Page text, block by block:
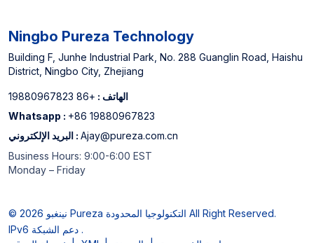
Ningbo Pureza Technology
Building F, Junhe Industrial Park, No. 288 Guanglin Road, Haishu
District, Ningbo City, Zhejiang
الهاتف : +86 19880967823
Whatsapp : +86 19880967823
البريد الإلكتروني : Ajay@pureza.com.cn
Business Hours: 9:00-6:00 EST
Monday – Friday
© 2026 نينغبو Pureza التكنولوجيا المحدودة All Right Reserved.
IPv6 دعم الشبكة .